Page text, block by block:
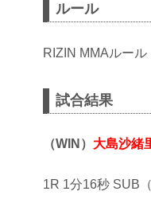
ルール
RIZIN MMAルー
試合結果
（WIN） 大島沙緒
1R 1分16秒 SUB